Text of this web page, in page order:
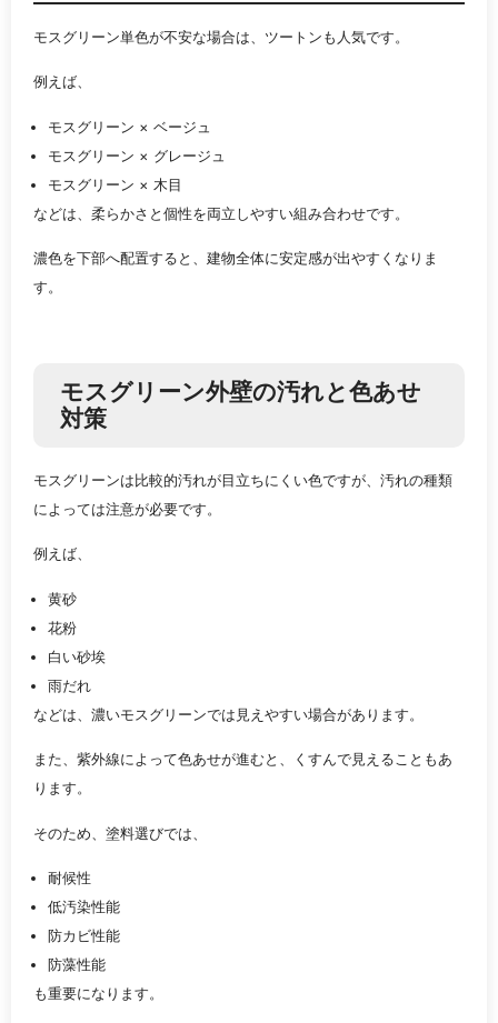
モスグリーン単色が不安な場合は、ツートンも人気です。
例えば、
モスグリーン × ベージュ
モスグリーン × グレージュ
モスグリーン × 木目
などは、柔らかさと個性を両立しやすい組み合わせです。
濃色を下部へ配置すると、建物全体に安定感が出やすくなりま
す。
モスグリーン外壁の汚れと色あせ
対策
モスグリーンは比較的汚れが目立ちにくい色ですが、汚れの種類
によっては注意が必要です。
例えば、
黄砂
花粉
白い砂埃
雨だれ
などは、濃いモスグリーンでは見えやすい場合があります。
また、紫外線によって色あせが進むと、くすんで見えることもあ
ります。
そのため、塗料選びでは、
耐候性
低汚染性能
防カビ性能
防藻性能
も重要になります。